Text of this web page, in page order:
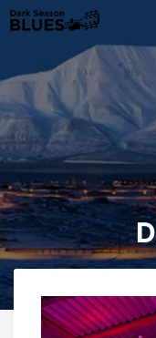
Hopp
til